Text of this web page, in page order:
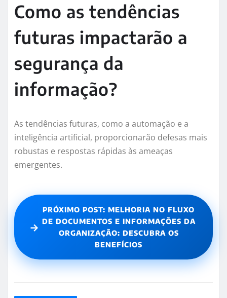
Como as tendências
futuras impactarão a
segurança da
informação?
As tendências futuras, como a automação e a
inteligência artificial, proporcionarão defesas mais
robustas e respostas rápidas às ameaças
emergentes.
→
PRÓXIMO POST: MELHORIA NO FLUXO
DE DOCUMENTOS E INFORMAÇÕES DA
ORGANIZAÇÃO: DESCUBRA OS
BENEFÍCIOS